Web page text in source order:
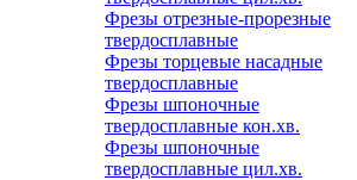
Фрезы отрезные-прорезные
твердосплавные
Фрезы торцевые насадные
твердосплавные
Фрезы шпоночные
твердосплавные кон.хв.
Фрезы шпоночные
твердосплавные цил.хв.